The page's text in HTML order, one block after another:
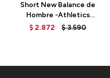
Short New Balance de
Hombre -Athletics
Remastered-MS31504TOB
$ 2.872 $3.590